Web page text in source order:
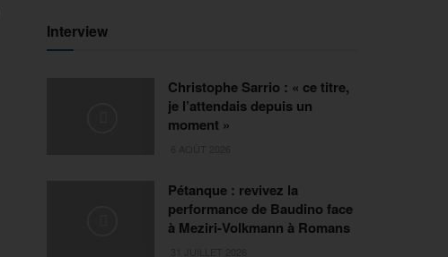
Interview
Christophe Sarrio : « ce titre,
je l’attendais depuis un
moment »
Pétanque : revivez la
performance de Baudino face
à Meziri-Volkmann à Romans